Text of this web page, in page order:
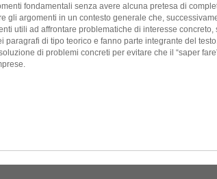
fondamentali senza avere alcuna pretesa di
gli argomenti in un contesto generale che,
utili ad affrontare problematiche di interesse
di tipo teorico e fanno parte integrante del
di problemi concreti per evitare che il “saper